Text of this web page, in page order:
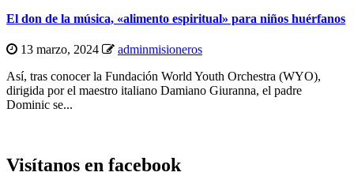
El don de la música, «alimento espiritual» para niños huérfanos
13 marzo, 2024
adminmisioneros
Así, tras conocer la Fundación World Youth Orchestra (WYO),
dirigida por el maestro italiano Damiano Giuranna, el padre
Dominic se...
Visítanos en facebook